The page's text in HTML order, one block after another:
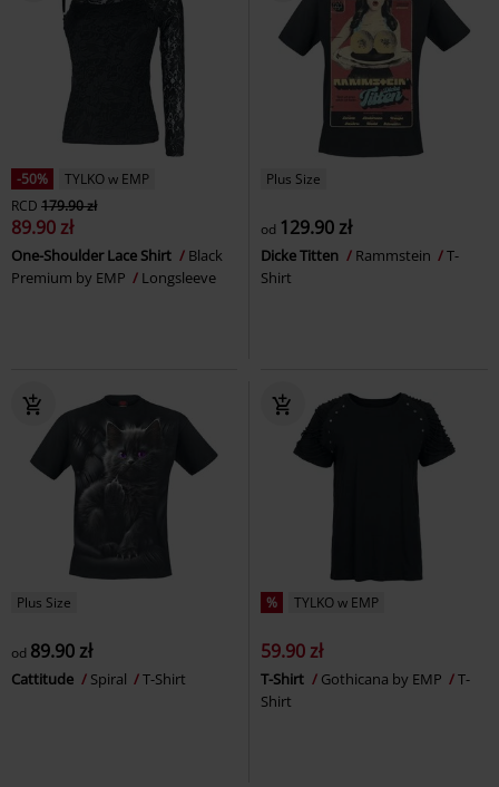
-50%
TYLKO w EMP
RCD 179.90 zł
89.90 zł
One-Shoulder Lace Shirt
Black
Premium by EMP
Longsleeve
Plus Size
od 129.90 zł
Dicke Titten Rammstein
T-
Shirt
Plus Size
od 89.90 zł
Cattitude Spiral T-Shirt
% TYLKO w EMP
59.90 zł
T-Shirt Gothicana by EMP
T-
Shirt